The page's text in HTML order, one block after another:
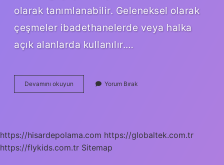
olarak tanımlanabilir. Geleneksel olarak
çeşmeler ibadethanelerde veya halka
açık alanlarda kullanılır.…
Devamını okuyun
Sebil
Yorum Bırak
https://hisardepolama.com https://globaltek.com.tr
https://flykids.com.tr Sitemap